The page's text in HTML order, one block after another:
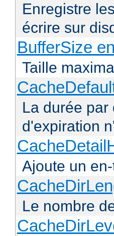
Enregistre
écrire sur
BufferSize
Taille
La durée
d'expiration
Ajoute un
Le nombre